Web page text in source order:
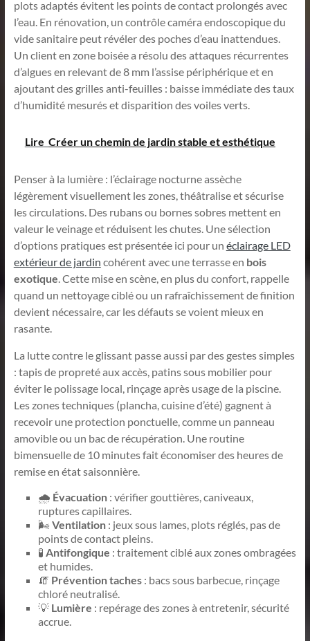
plots adaptés évitent les points de contact prolongés avec
l’eau. En rénovation, un contrôle caméra endoscopique du
vide sanitaire peut révéler des poches d’eau inattendues.
Un client en zone boisée a résolu des attaques récurrentes
d’algues en relevant de 8 mm l’assise périphérique et en
ajoutant des grilles anti-feuilles : baisse immédiate des taux
d’humidité mesurés et disparition des voiles verts.
Lire Créer un chemin de jardin stable et esthétique
Penser à la lumière : l’éclairage nocturne assèche
légèrement visuellement les zones, théâtralise et sécurise
les circulations. Des rubans ou bornes sobres mettent en
valeur le veinage et réduisent les chutes. Une sélection
d’options pratiques est présentée ici pour un éclairage LED
extérieur de jardin cohérent avec une terrasse en bois
exotique. Cette mise en scène, en plus du confort, rappelle
quand un nettoyage ciblé ou un rafraîchissement de finition
devient nécessaire, car les défauts se voient mieux en
rasante.
La lutte contre le glissant passe aussi par des gestes simples
: tapis de propreté aux accès, patins sous mobilier pour
éviter le polissage local, rinçage après usage de la piscine.
Les zones techniques (plancha, cuisine d’été) gagnent à
recevoir une protection ponctuelle, comme un panneau
amovible ou un bac de récupération. Une routine
bimensuelle de 10 minutes fait économiser des heures de
remise en état saisonnière.
🌧️ Évacuation: vérifier gouttières, caniveaux,
ruptures capillaires.
🌬️Ventilation: jeux sous lames, plots réglés, pas de
points de contact pleins.
🧪 Antifongique : traitement ciblé aux zones ombragées
et humides.
🧯 Prévention taches: bacs sous barbecue, rinçage
chloré neutralisé.
💡 Lumière : repérage des zones à entretenir, sécurité
accrue.